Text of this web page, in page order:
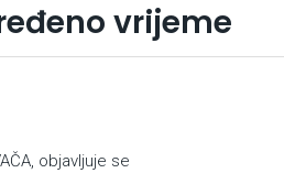
vrijeme
objavljuje se